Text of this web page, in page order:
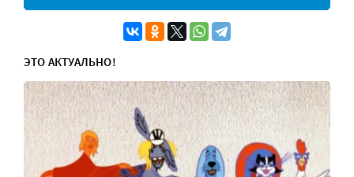
ЭТО АКТУАЛЬНО!